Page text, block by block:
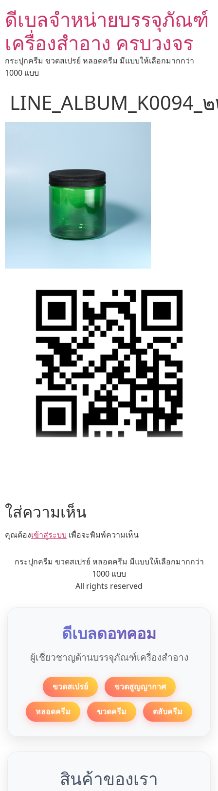
ดีเบลจำหน่ายบรรจุภัณฑ์
เครื่องสำอาง ครบวงจร
กระปุกครีม ขวดสเปรย์ หลอดครีม มีแบบให้เลือกมากกว่า
1000 แบบ
ใส่ความเห็น
คุณต้องเข้าสู่ระบบ เพื่อจะพิมพ์ความเห็น
กระปุกครีม ขวดสเปรย์ หลอดครีม มีแบบให้เลือกมากกว่า
1000 แบบ
All rights reserved
ดีเบลดอทคอม
ผู้เชี่ยวชาญด้านบรรจุภัณฑ์เครื่องสำอาง
ขวดสเปรย์ ขวดสูญญากาศ
หลอดครีม ขวดครีม ตลับครีม
สินค้าของเรา